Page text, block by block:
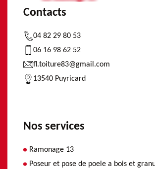
Contacts
04 82 29 80 53
06 16 98 62 52
fl.toiture83@gmail.com
13540 Puyricard
Nos services
Ramonage 13
Poseur et pose de poele a bois et